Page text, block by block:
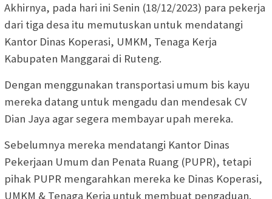
Akhirnya, pada hari ini Senin (18/12/2023) para pekerja
dari tiga desa itu memutuskan untuk mendatangi
Kantor Dinas Koperasi, UMKM, Tenaga Kerja
Kabupaten Manggarai di Ruteng.
Dengan menggunakan transportasi umum bis kayu
mereka datang untuk mengadu dan mendesak CV
Dian Jaya agar segera membayar upah mereka.
Sebelumnya mereka mendatangi Kantor Dinas
Pekerjaan Umum dan Penata Ruang (PUPR), tetapi
pihak PUPR mengarahkan mereka ke Dinas Koperasi,
UMKM & Tenaga Kerja untuk membuat pengaduan.